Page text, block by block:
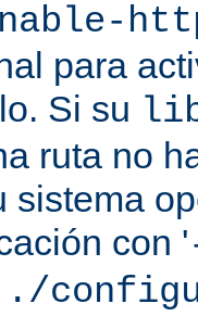
para
Si su
ruta no
sistema
con '
./